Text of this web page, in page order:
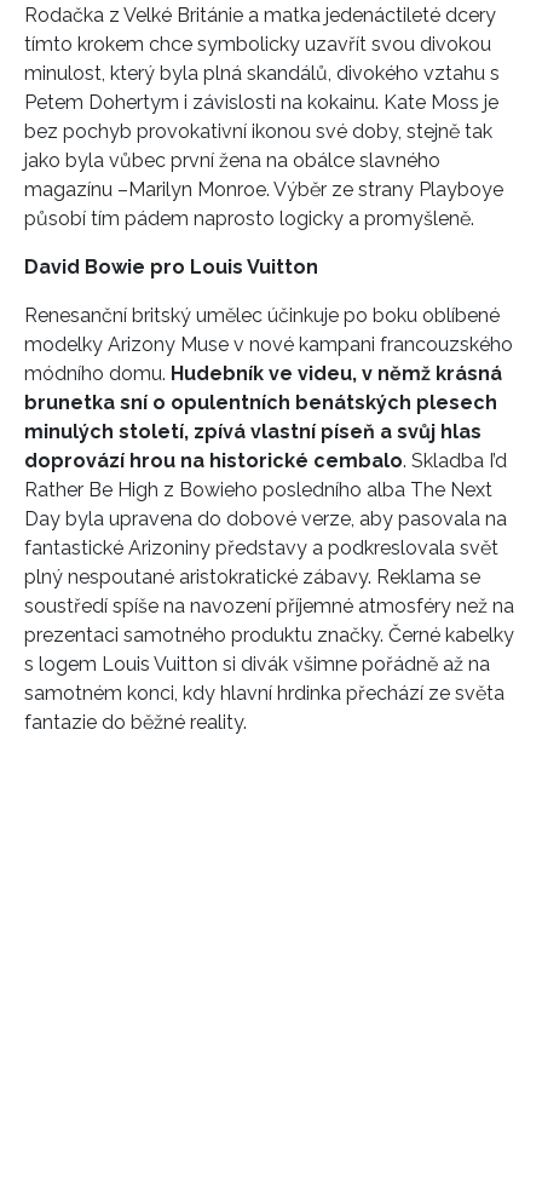
Rodačka z Velké Británie a matka jedenáctileté dcery
tímto krokem chce symbolicky uzavřít svou divokou
minulost, který byla plná skandálů, divokého vztahu s
Petem Dohertym i závislosti na kokainu. Kate Moss je
bez pochyb provokativní ikonou své doby, stejně tak
jako byla vůbec první žena na obálce slavného
magazínu –Marilyn Monroe. Výběr ze strany Playboye
působí tím pádem naprosto logicky a promyšleně.
David Bowie pro Louis Vuitton
Renesanční britský umělec účinkuje po boku oblíbené
modelky Arizony Muse v nové kampani francouzského
módního domu. Hudebník ve videu, v němž krásná
brunetka sní o opulentních benátských plesech
minulých století, zpívá vlastní píseň a svůj hlas
doprovází hrou na historické cembalo. Skladba I’d
Rather Be High z Bowieho posledního alba The Next
Day byla upravena do dobové verze, aby pasovala na
fantastické Arizoniny představy a podkreslovala svět
plný nespoutané aristokratické zábavy. Reklama se
soustředí spíše na navození příjemné atmosféry než na
prezentaci samotného produktu značky. Černé kabelky
s logem Louis Vuitton si divák všimne pořádně až na
samotném konci, kdy hlavní hrdinka přechází ze světa
fantazie do běžné reality.